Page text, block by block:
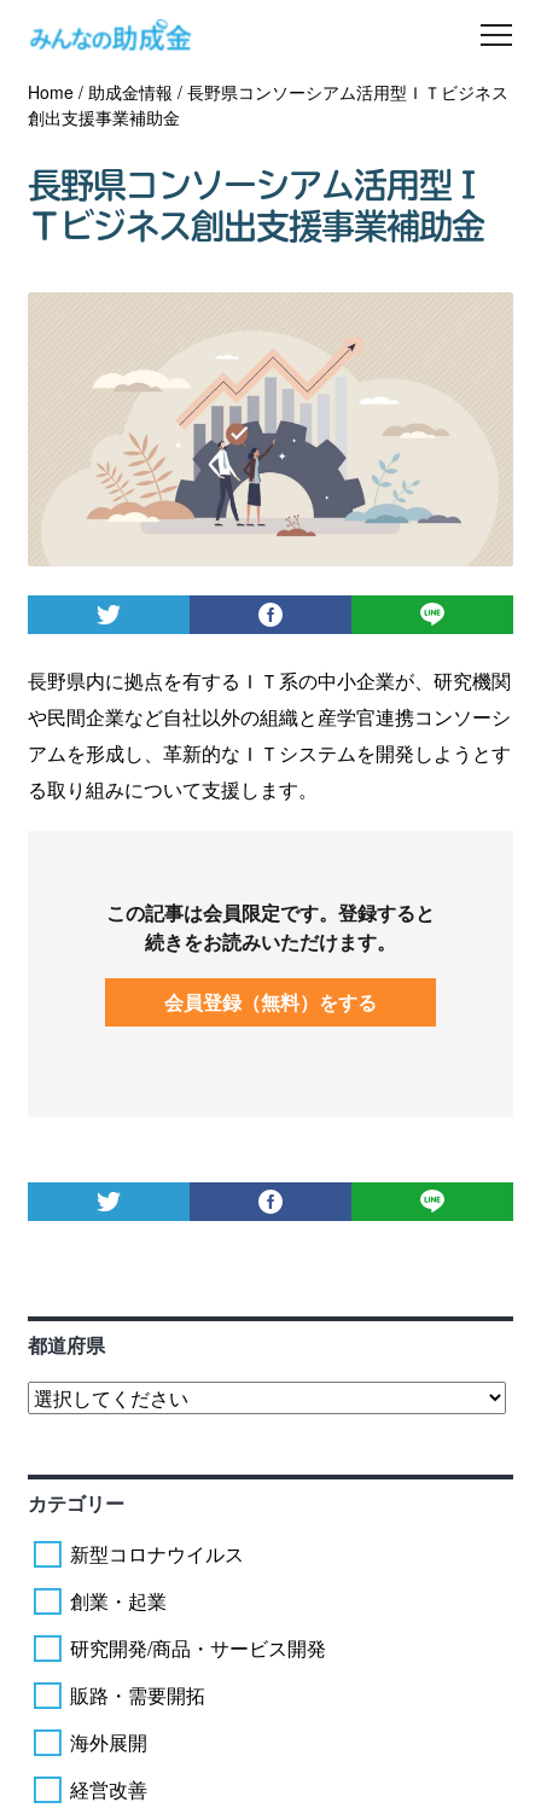
助成金を探す
士業の方へ
助成金コラム
ダウンロード
会員登録
Home/ 助成金情報 / 長野県コンソーシアム活用型ＩＴビジネス
創出支援事業補助金
長野県コンソーシアム活用型Ｉ
Ｔビジネス創出支援事業補助金
長野県内に拠点を有するＩＴ系の中小企業が、研究機関
や民間企業など自社以外の組織と産学官連携コンソーシ
アムを形成し、革新的なＩＴシステムを開発しようとす
る取り組みについて支援します。
この記事は会員限定です。登録すると
続きをお読みいただけます。
会員登録（無料）をする
都道府県
カテゴリー
新型コロナウイルス
創業・起業
研究開発/商品・サービス開発
販路・需要開拓
海外展開
経営改善